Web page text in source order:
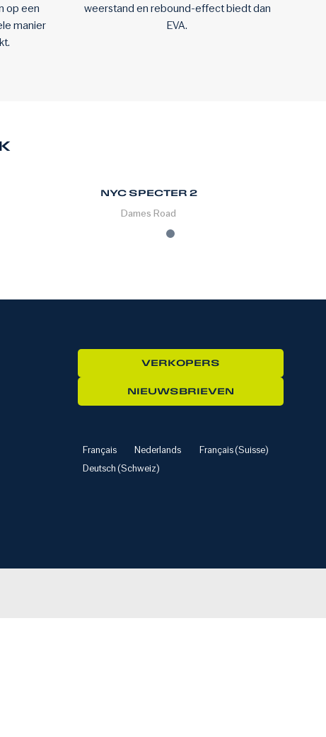
op een
manier
weerstand en rebound-effect biedt dan
EVA.
NYC SPECTER 2
Dames Road
VERKOPERS
NIEUWSBRIEVEN
Français Nederlands
Français (Suisse)
Deutsch (Schweiz)